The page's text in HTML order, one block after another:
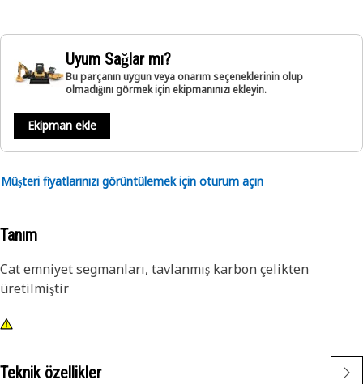
Uyum Sağlar mı?
Bu parçanın uygun veya onarım seçeneklerinin olup
olmadığını görmek için ekipmanınızı ekleyin.
Ekipman ekle
Müşteri fiyatlarınızı görüntülemek için oturum açın
Tanım
Cat emniyet segmanları, tavlanmış karbon çelikten
üretilmiştir
Teknik özellikler